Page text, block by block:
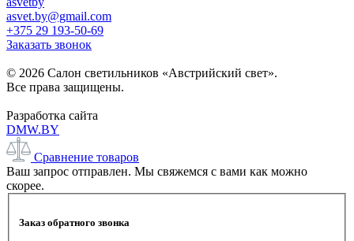
asvet.by@gmail.com
+375 29 193-50-69
Заказать звонок
© 2026 Салон светильников «Австрийский свет».
Все права защищены.
Разработка сайта
DMW.BY
Сравнение товаров
Ваш запрос отправлен. Мы свяжемся с вами как можно
скорее.
Заказ обратного звонка